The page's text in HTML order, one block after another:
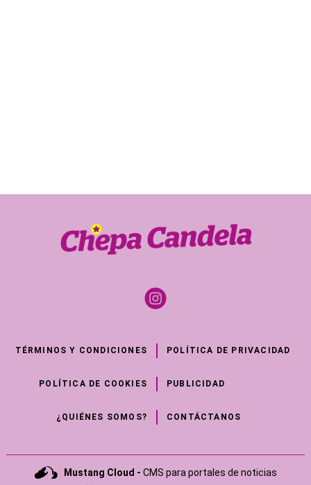
TÉRMINOS Y CONDICIONES POLÍTICA DE PRIVACIDAD
POLÍTICA DE COOKIES PUBLICIDAD
¿QUIÉNES SOMOS? CONTÁCTANOS
Mustang Cloud - CMS para portales de noticias